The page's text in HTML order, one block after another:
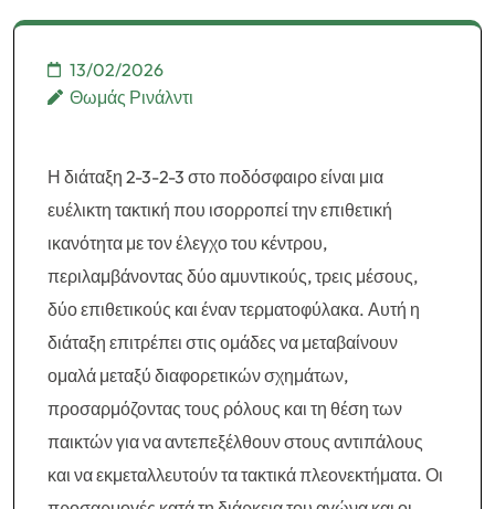
13/02/2026
Θωμάς Ρινάλντι
Η διάταξη 2-3-2-3 στο ποδόσφαιρο είναι μια
ευέλικτη τακτική που ισορροπεί την επιθετική
ικανότητα με τον έλεγχο του κέντρου,
περιλαμβάνοντας δύο αμυντικούς, τρεις μέσους,
δύο επιθετικούς και έναν τερματοφύλακα. Αυτή η
διάταξη επιτρέπει στις ομάδες να μεταβαίνουν
ομαλά μεταξύ διαφορετικών σχημάτων,
προσαρμόζοντας τους ρόλους και τη θέση των
παικτών για να αντεπεξέλθουν στους αντιπάλους
και να εκμεταλλευτούν τα τακτικά πλεονεκτήματα. Οι